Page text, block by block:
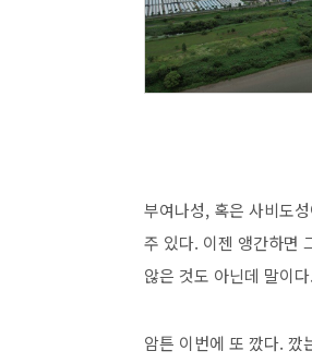
부여나성, 혹은 사비도
주 있다. 이젠 앵간하면
않은 것도 아닌데 말이다.
암튼 이번에 또 깠다. 깠